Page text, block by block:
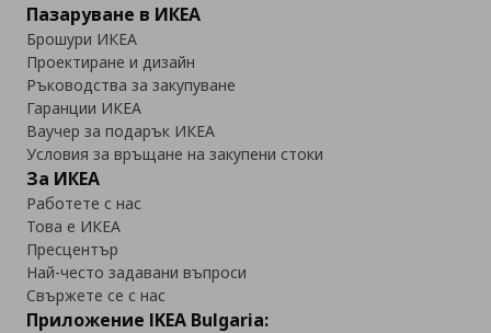
Пазаруване в ИКЕА
Брошури ИКЕА
Проектиране и дизайн
Ръководства за закупуване
Гаранции ИКЕА
Ваучер за подарък ИКЕА
Условия за връщане на закупени стоки
За ИКЕА
Работете с нас
Това е ИКЕА
Пресцентър
Най-често задавани въпроси
Свържете се с нас
Приложение IKEA Bulgaria: